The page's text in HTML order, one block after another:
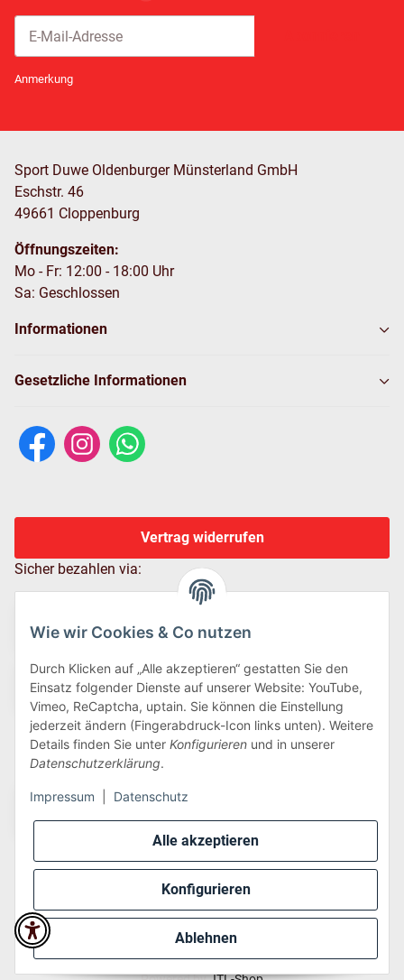
Alle akzeptieren
Konfigurieren
Ablehnen
Wie wir Cookies & Co nutzen
Durch Klicken auf „Alle akzeptieren“ gestatten Sie den
Einsatz folgender Dienste auf unserer Website: YouTube,
Vimeo, ReCaptcha, uptain. Sie können die Einstellung
jederzeit ändern (Fingerabdruck-Icon links unten). Weitere
Details finden Sie unter Konfigurieren und in unserer
Datenschutzerklärung.
Impressum Datenschutz
Anmerkung
Sport Duwe Oldenburger Münsterland GmbH
Eschstr. 46
49661 Cloppenburg
Öffnungszeiten:
Mo - Fr: 12:00 - 18:00 Uhr
Sa: Geschlossen
Informationen
Gesetzliche Informationen
Vertrag widerrufen
Sicher bezahlen via:
Wir versenden via:
* Alle Preise inkl. gesetzlicher USt., zzgl.Versand
Perfected byDreizack Medien